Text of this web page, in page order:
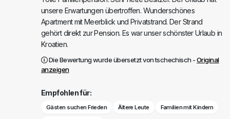
unsere Erwartungen übertroffen. Wunderschönes
Apartment mit Meerblick und Privatstrand. Der Strand
gehört direkt zur Pension. Es war unser schönster Urlaub in
Kroatien.
Die Bewertung wurde übersetzt von tschechisch -Original
anzeigen
Empfohlen für:
Gästen suchen Frieden Ältere Leute Familien mit Kindern